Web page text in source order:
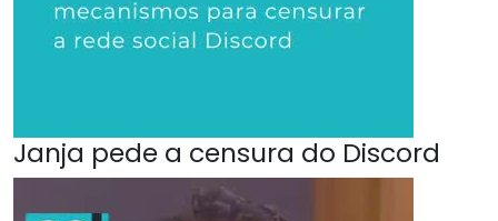
Janja pede a censura do Discord